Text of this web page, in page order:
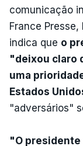
comunicação
France Presse,
indica que o
"deixou claro
uma
Estados
"adversários"
"O presidente